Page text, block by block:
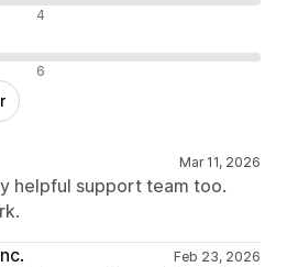
4
6
Mar 11, 2026
helpful support team too.
Feb 23, 2026